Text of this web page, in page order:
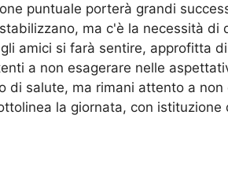
puntuale porterà grandi
ma c'è la necessità
amici si farà sentire, approfitta
a non esagerare nelle
di salute, ma rimani attento a
la giornata, con